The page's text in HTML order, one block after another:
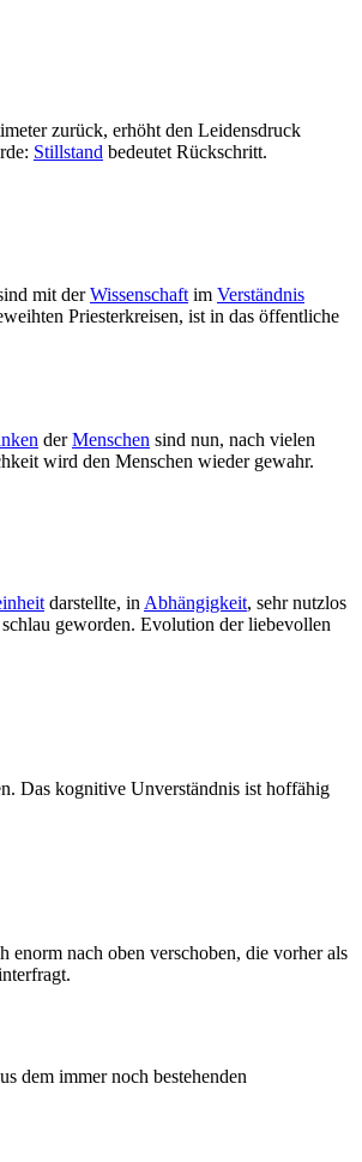
zurück, erhöht den Leidensdruck
Stillstand bedeutet Rückschritt.
mit derWissenschaft im Verständnis
Priesterkreisen, ist in das öffentliche
derMenschen sind nun, nach vielen
wird den Menschen wieder gewahr.
darstellte, in Abhängigkeit, sehr nutzlos
geworden. Evolution der liebevollen
Das kognitive Unverständnis ist hoffähig
enorm nach oben verschoben, die vorher als
dem immer noch bestehenden